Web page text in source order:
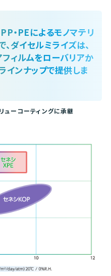
・PEによるモノマテリ
ダイセルミライズは、
ィルムをローバリアか
インナップで提供しま
ューコーティングに承継